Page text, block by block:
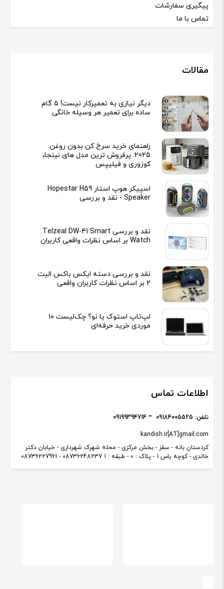
پیگیری سفارشات
تماس با ما
مقالات
دیگر نیازی به تعمیرکار نیست! ۵ گام
ساده برای تعمیر هر وسیله خانگی
راهنمای خرید سرخ کن بدون روغن
2025: پرفروش ترین مدل های نینجا،
کوزوری و فیلیپس
اسپیکر هوپ استار Hopestar H59
Speaker - نقد و بررسی
نقد و بررسی Telzeal DW-41 Smart
Watch بر اساس نظرات واقعی کاربران
نقد و بررسی دسته ایکس باکس الیت
2 بر اساس نظرات کاربران واقعی
لپ‌تاپ استوک یا نو؟ چک‌لیست ۱۰
موردی خرید حرفه‌ای
اطلاعات تماس
کردستان بانه - سقز - بخش مرکزی - محله شهرک شهرداری - خیابان دکتر
خالدی - کوچه یاس 1 - پلاک : 0 - طبقه : 1 08736248237 - 08736227961
kandish.ir[AT]gmail.com
تلفن: 09184005525
09199394714